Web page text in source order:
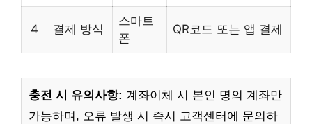
4 결제 방식
스마트
폰
QR코드 또는 앱 결제
충전 시 유의사항: 계좌이체 시 본인 명의 계좌만
가능하며, 오류 발생 시 즉시 고객센터에 문의하